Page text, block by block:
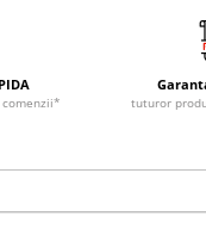
tuturor